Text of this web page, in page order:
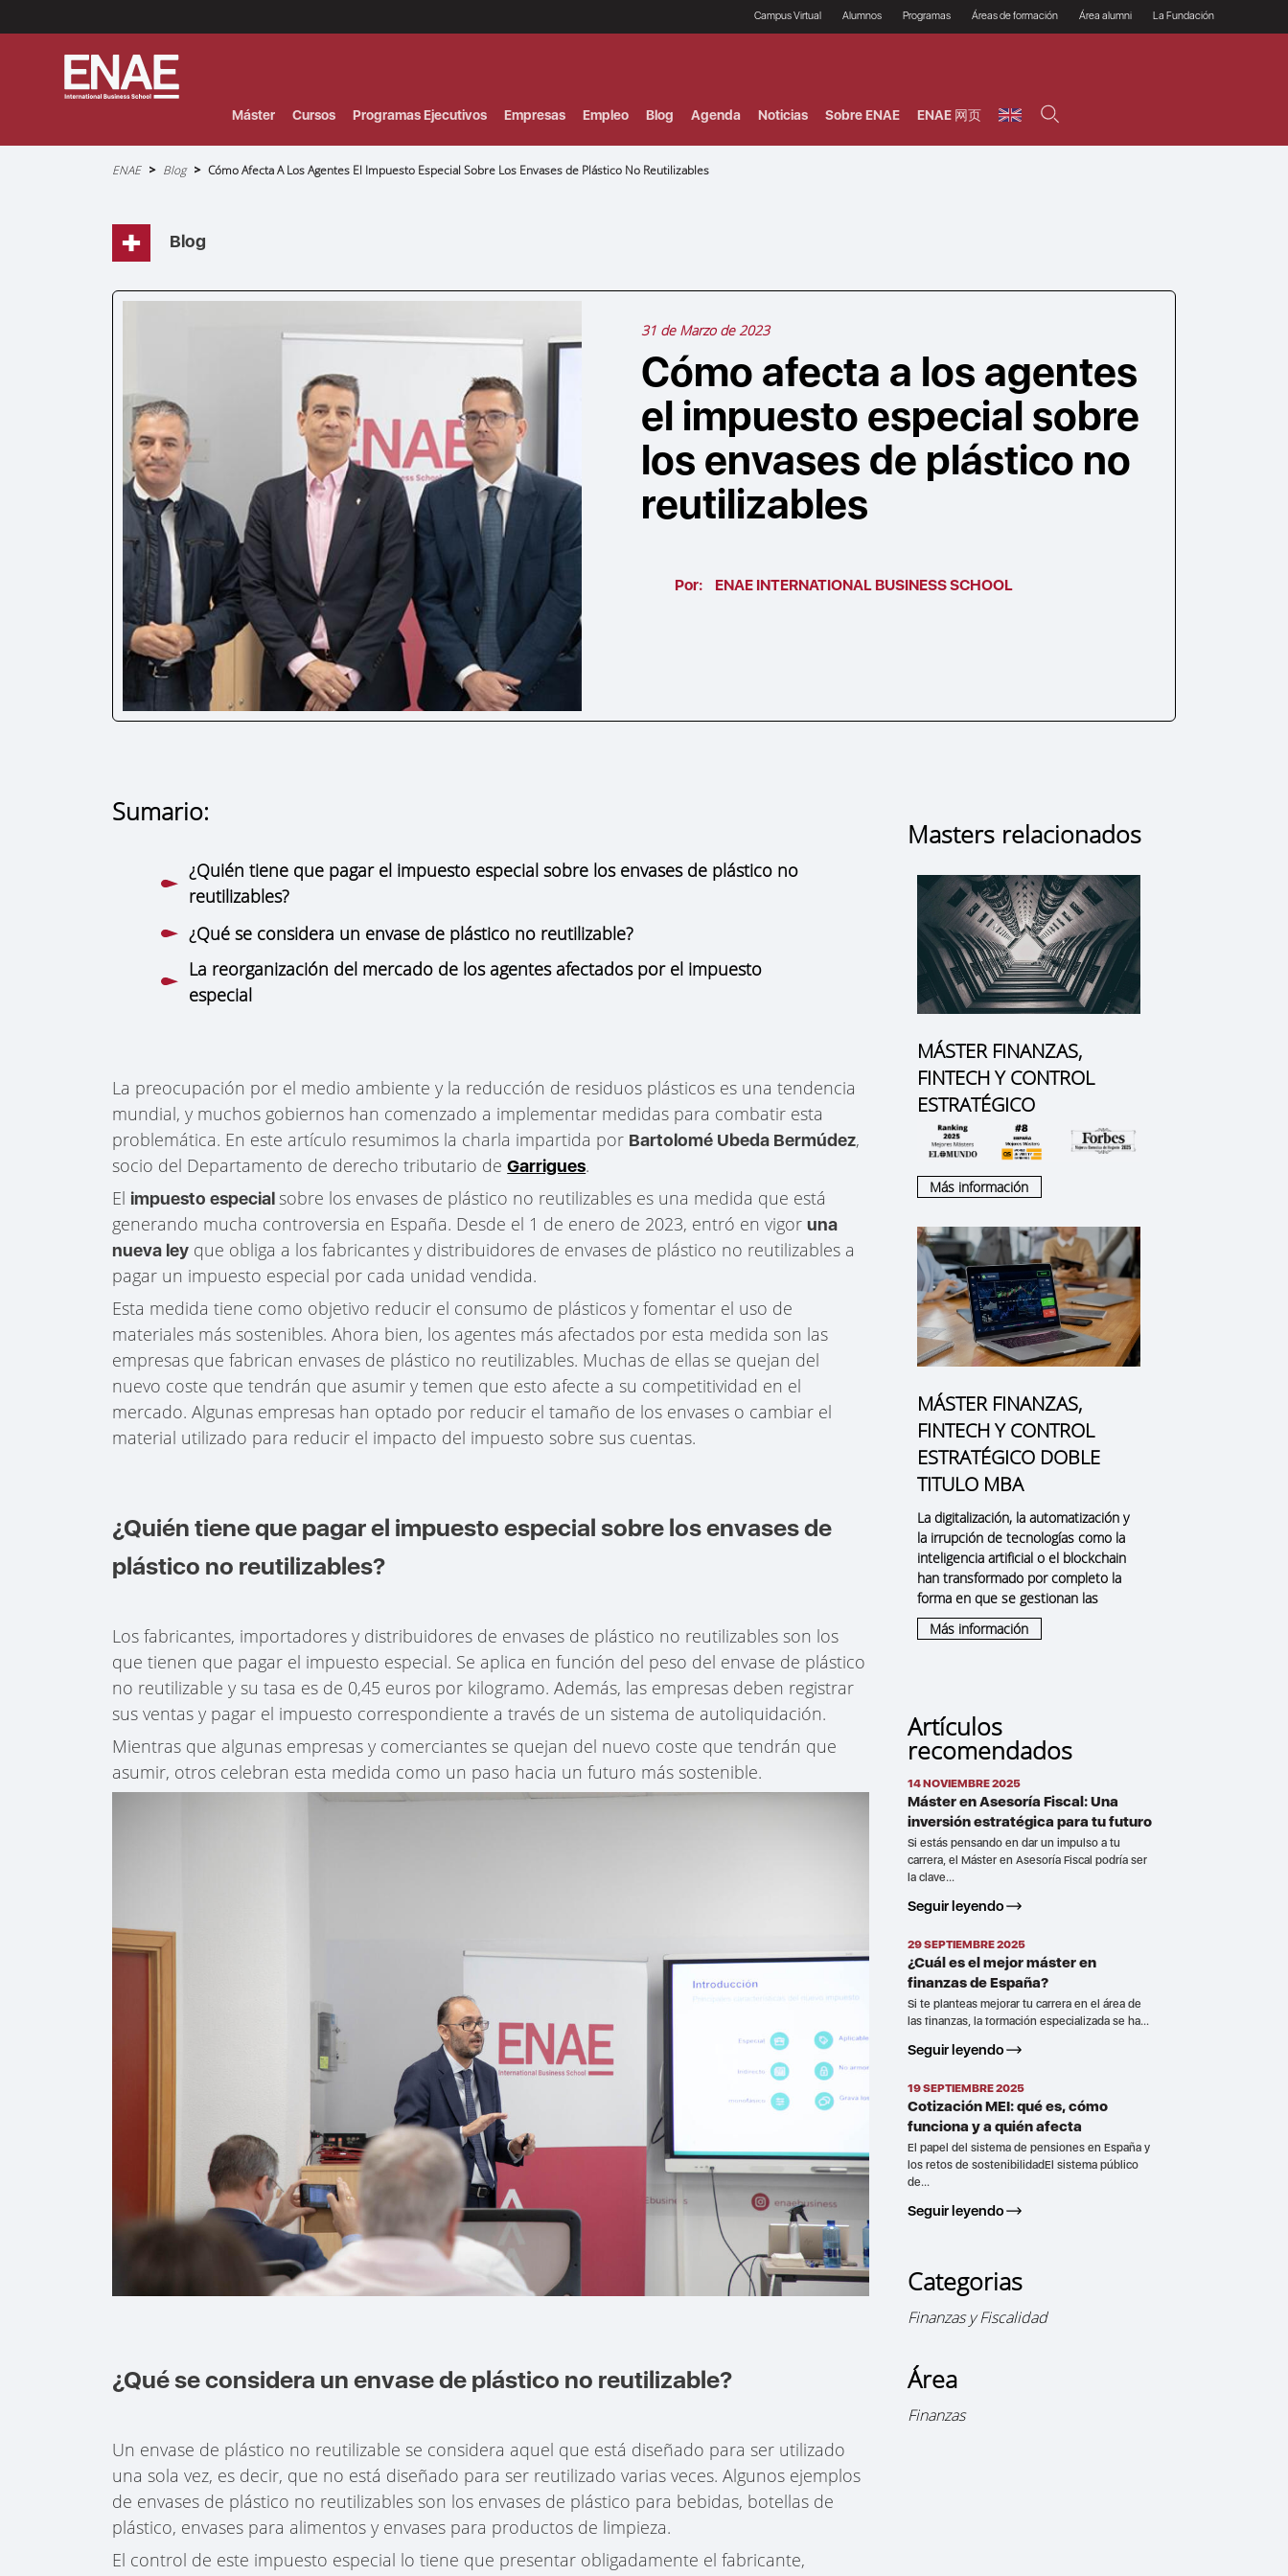
Campus Virtual Alumnos
Prácticas en empresas
Programas
Programas Ejecutivos
Áreas de formación
Riesgos
Área alumni La Fundación
Máster Cursos Programas Ejecutivos Empresas Empleo Blog Agenda Noticias Sobre ENAE ENAE 网页
Sobrescribir
la
navegación
ENAE Blog Cómo Afecta A Los Agentes El Impuesto Especial Sobre Los Envases de Plástico No Reutilizables
Blog
31 de Marzo de 2023
Cómo afecta a los agentes
el impuesto especial sobre
los envases de plástico no
reutilizables
Por: ENAE INTERNATIONAL BUSINESS SCHOOL
Sumario:
¿Quién tiene que pagar el impuesto especial sobre los envases de plástico no
reutilizables?
¿Qué se considera un envase de plástico no reutilizable?
La reorganización del mercado de los agentes afectados por el impuesto
especial
La preocupación por el medio ambiente y la reducción de residuos plásticos es una tendencia
mundial, y muchos gobiernos han comenzado a implementar medidas para combatir esta
problemática. En este artículo resumimos la charla impartida por Bartolomé Ubeda Bermúdez,
socio del Departamento de derecho tributario deGarrigues.
El impuesto especialsobre los envases de plástico no reutilizables es una medida que está
generando mucha controversia en España. Desde el 1 de enero de 2023, entró en vigoruna
nueva ley que obliga a los fabricantes y distribuidores de envases de plástico no reutilizables a
pagar un impuesto especial por cada unidad vendida.
Esta medida tiene como objetivo reducir el consumo de plásticos y fomentar el uso de
materiales más sostenibles. Ahora bien, los agentes más afectados por esta medida son las
empresas que fabrican envases de plástico no reutilizables. Muchas de ellas se quejan del
nuevo coste que tendrán que asumir y temen que esto afecte a su competitividad en el
mercado. Algunas empresas han optado por reducir el tamaño de los envases o cambiar el
material utilizado para reducir el impacto del impuesto sobre sus cuentas.
¿Quién tiene que pagar el impuesto especial sobre los envases de
plástico no reutilizables?
Los fabricantes, importadores y distribuidores de envases de plástico no reutilizables son los
que tienen que pagar el impuesto especial. Se aplica en función del peso del envase de plástico
no reutilizable y su tasa es de 0,45 euros por kilogramo. Además, las empresas deben registrar
sus ventas y pagar el impuesto correspondiente a través de un sistema de autoliquidación.
Mientras que algunas empresas y comerciantes se quejan del nuevo coste que tendrán que
asumir, otros celebran esta medida como un paso hacia un futuro más sostenible.
¿Qué se considera un envase de plástico no reutilizable?
Un envase de plástico no reutilizable se considera aquel que está diseñado para ser utilizado
una sola vez, es decir, que no está diseñado para ser reutilizado varias veces. Algunos ejemplos
de envases de plástico no reutilizables son los envases de plástico para bebidas, botellas de
plástico, envases para alimentos y envases para productos de limpieza.
El control de este impuesto especial lo tiene que presentar obligadamente el fabricante,
Masters relacionados
MÁSTER FINANZAS,
FINTECH Y CONTROL
ESTRATÉGICO
Más información
MÁSTER FINANZAS,
FINTECH Y CONTROL
ESTRATÉGICO DOBLE
TITULO MBA
La digitalización, la automatización y
la irrupción de tecnologías como la
inteligencia artificial o el blockchain
han transformado por completo la
forma en que se gestionan las
Más información
Artículos
recomendados
14 NOVIEMBRE 2025
Máster en Asesoría Fiscal: Una
inversión estratégica para tu futuro
Si estás pensando en dar un impulso a tu
carrera, el Máster en Asesoría Fiscal podría ser
la clave...
Seguir leyendo
29 SEPTIEMBRE 2025
¿Cuál es el mejor máster en
finanzas de España?
Si te planteas mejorar tu carrera en el área de
las finanzas, la formación especializada se ha...
Seguir leyendo
19 SEPTIEMBRE 2025
Cotización MEI: qué es, cómo
funciona y a quién afecta
El papel del sistema de pensiones en España y
los retos de sostenibilidadEl sistema público
de...
Seguir leyendo
Categorias
Finanzas y Fiscalidad
Área
Finanzas